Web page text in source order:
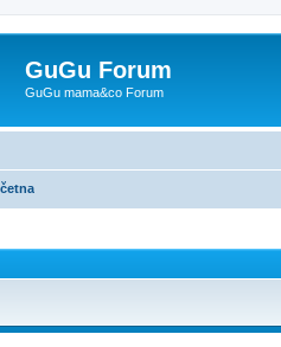
GuGu Forum
GuGu mama&co Forum